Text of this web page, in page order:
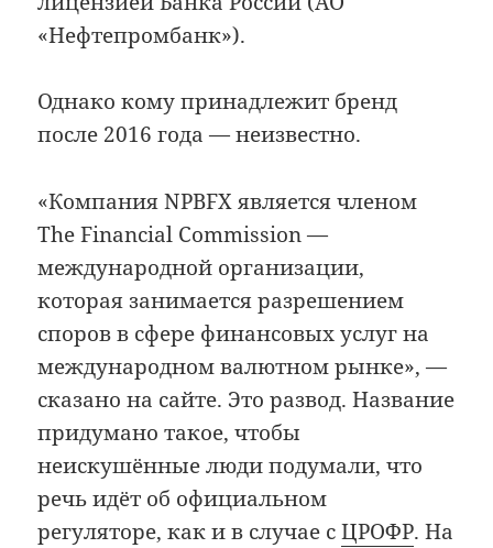
«Нефтепромбанк»).
Однако кому принадлежит бренд
после 2016 года — неизвестно.
«Компания NPBFX является членом
The Financial Commission —
международной организации,
которая занимается разрешением
споров в сфере финансовых услуг на
международном валютном рынке», —
сказано на сайте. Это развод. Название
придумано такое, чтобы
неискушённые люди подумали, что
речь идёт об официальном
регуляторе, как и в случае сЦРОФР. На